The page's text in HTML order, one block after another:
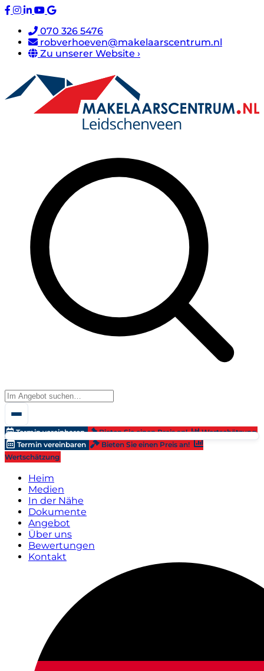
070 326 5476
robverhoeven@makelaarscentrum.nl
Zu unserer Website ›
Termin vereinbaren Bieten Sie einen Preis an!
Wertschätzung
Termin vereinbaren
Bieten Sie einen Preis an!
Wertschätzung
Heim
Medien
In der Nähe
Dokumente
Angebot
Über uns
Bewertungen
Kontakt